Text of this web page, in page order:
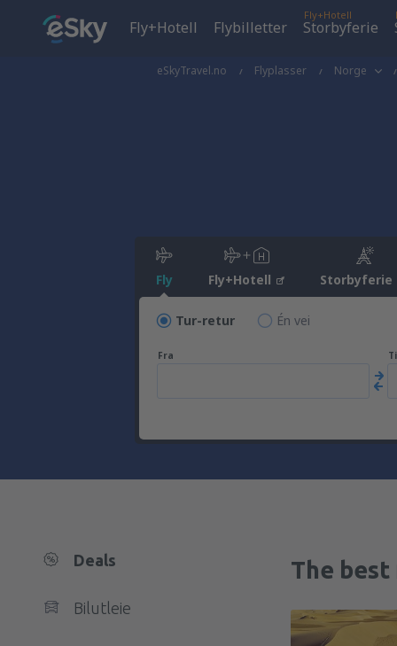
Fly+Hotell Flybilletter
Fly+Hotell
Storbyferie
eSkyTravel.no Flyplasser Norge
Fly Fly+Hotell Storbyferie
Tur-retur Én vei
Fra
Deals
Bilutleie
The